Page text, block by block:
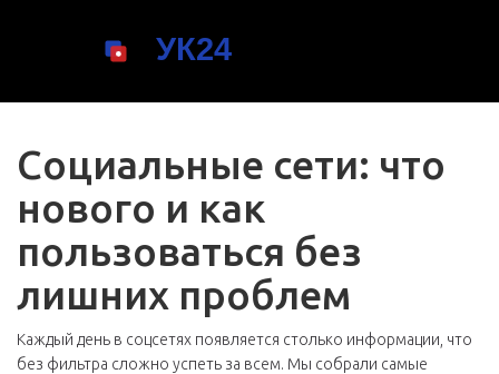
Социальные сети: что
нового и как
пользоваться без
лишних проблем
Каждый день в соцсетях появляется столько информации, что
без фильтра сложно успеть за всем. Мы собрали самые